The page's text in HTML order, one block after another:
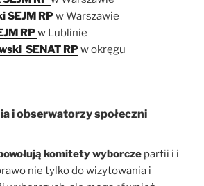
SEJM RPw Warszawie
RPw Lublinie
SENAT RPw okręgu
i obserwatorzy społeczni
komitety wyborcze partii i i
nie tylko do wizytowania i